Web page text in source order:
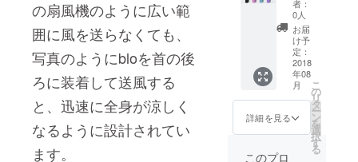
の扇風機のように広い範
囲に風を送らなくても、
写真のようにbloを首の後
ろに装着して送風する
と、迅速に全身が涼しく
なるように設計されてい
ます。
ルー、
パープ
ル内
容：blö
本体
10個マ
イクロ
USB充
電ケー
ブル10
本※ 送
者：
0人
お届
け予
定：
2018
年08
月
詳細を見る
こ
の
リ
タ
ー
ン
を
選
択
す
る
このプロ